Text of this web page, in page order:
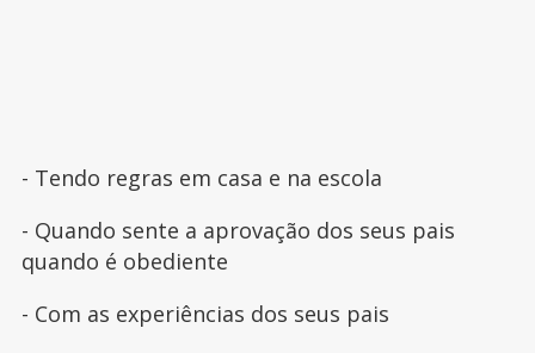
- Tendo regras em casa e na escola
- Quando sente a aprovação dos seus pais
quando é obediente
- Com as experiências dos seus pais